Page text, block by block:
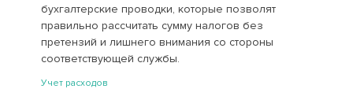
бухгалтерские проводки, которые позволят
правильно рассчитать сумму налогов без
претензий и лишнего внимания со стороны
соответствующей службы.
Учет расходов